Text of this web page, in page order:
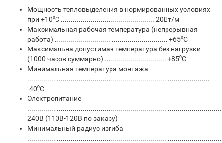
Мощность тепловыделения в нормированных условиях
при +10⁰С ............................................... 20Вт/м
Максимальная рабочая температура (непрерывная
работа) ......................................................... +65⁰С
Максимальна допустимая температура без нагрузки
(1000 часов суммарно) ............................... +85⁰С
Минимальная температура монтажа
............................................................................................
-40⁰С
Электропитание
240В (110В-120В по заказу)
Минимальный радиус изгиба